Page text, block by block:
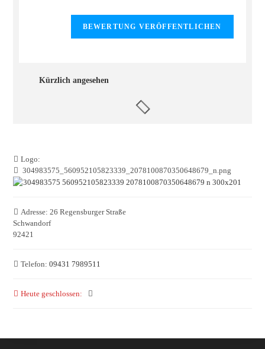
Kürzlich angesehen
Logo:
304983575_560952105823339_2078100870350648679_n.png
Adresse: 26 Regensburger Straße
Schwandorf
92421
Telefon: 09431 7989511
Heute geschlossen: